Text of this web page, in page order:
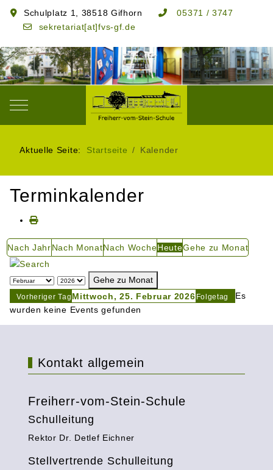
Schulplatz 1, 38518 Gifhorn
05371 / 3747
sekretariat[at]fvs-gf.de
Mobile Menu Toggle
Aktuelle Seite: Startseite Kalender
Terminkalender
Nach JahrNach MonatNach WocheHeuteGehe zu Monat
Gehe zu Monat
Vorheriger Tag Mittwoch, 25. Februar 2026 Folgetag
Es
wurden keine Events gefunden
Kontakt allgemein
Freiherr-vom-Stein-Schule
Schulleitung
Rektor Dr. Detlef Eichner
Stellvertrende Schulleitung